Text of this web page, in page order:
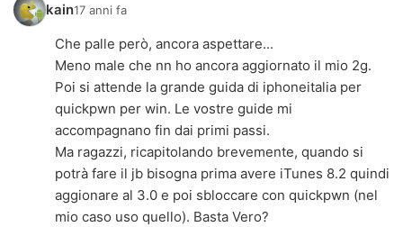
kain17 anni fa
Che palle però, ancora aspettare...
Meno male che nn ho ancora aggiornato il mio 2g.
Poi si attende la grande guida di iphoneitalia per
quickpwn per win. Le vostre guide mi
accompagnano fin dai primi passi.
Ma ragazzi, ricapitolando brevemente, quando si
potrà fare il jb bisogna prima avere iTunes 8.2 quindi
aggionare al 3.0 e poi sbloccare con quickpwn (nel
mio caso uso quello). Basta Vero?